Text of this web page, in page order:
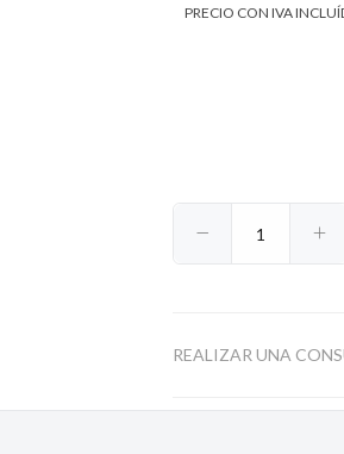
PRECIO CON IVA
REALIZAR UNA